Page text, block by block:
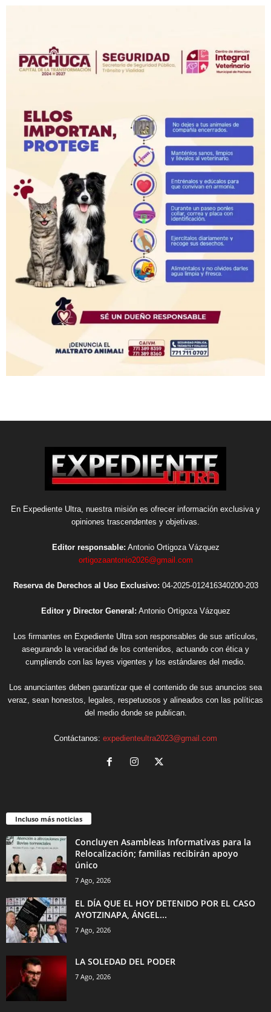
En Expediente Ultra, nuestra misión es ofrecer información exclusiva y
opiniones trascendentes y objetivas.
Editor responsable: Antonio Ortigoza Vázquez
ortigozaantonio2026@gmail.com
Reserva de Derechos al Uso Exclusivo: 04-2025-012416340200-203
Editor y Director General: Antonio Ortigoza Vázquez
Los firmantes en Expediente Ultra son responsables de sus artículos,
asegurando la veracidad de los contenidos, actuando con ética y
cumpliendo con las leyes vigentes y los estándares del medio.
Los anunciantes deben garantizar que el contenido de sus anuncios sea
veraz, sean honestos, legales, respetuosos y alineados con las políticas
del medio donde se publican.
Contáctanos: expedienteultra2023@gmail.com
Incluso más noticias
Concluyen Asambleas Informativas para la
Relocalización; familias recibirán apoyo
único
7 Ago, 2026
EL DÍA QUE EL HOY DETENIDO POR EL CASO
AYOTZINAPA, ÁNGEL...
7 Ago, 2026
LA SOLEDAD DEL PODER
7 Ago, 2026